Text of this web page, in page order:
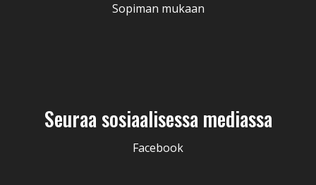
Sopiman mukaan
Seuraa sosiaalisessa mediassa
Facebook